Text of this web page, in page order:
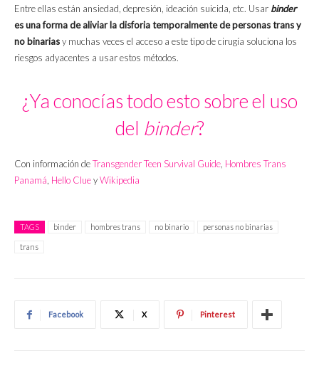
Entre ellas están ansiedad, depresión, ideación suicida, etc. Usar binder
es una forma de aliviar la disforia temporalmente de personas trans y
no binariasy muchas veces el acceso a este tipo de cirugía soluciona los
riesgos adyacentes a usar estos métodos.
¿Ya conocías todo esto sobre el uso
del binder?
Con información deTransgender Teen Survival Guide Hombres Trans
Panamá Hello ClueyWikipedia
TAGS binder hombres trans no binario personas no binarias
trans
Facebook X Pinterest